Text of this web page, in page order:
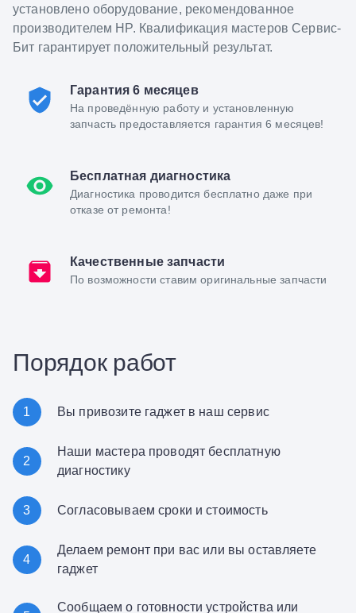
установлено оборудование, рекомендованное
производителем HP. Квалификация мастеров Сервис-
Бит гарантирует положительный результат.
Гарантия 6 месяцев
На проведённую работу и установленную
запчасть предоставляется гарантия 6 месяцев!
Бесплатная диагностика
Диагностика проводится бесплатно даже при
отказе от ремонта!
Качественные запчасти
По возможности ставим оригинальные запчасти
Порядок работ
1 Вы привозите гаджет в наш сервис
2
Наши мастера проводят бесплатную
диагностику
3 Согласовываем сроки и стоимость
4
Делаем ремонт при вас или вы оставляете
гаджет
Сообщаем о готовности устройства или